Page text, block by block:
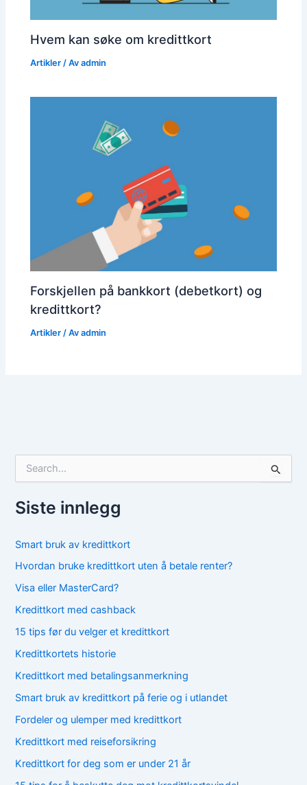
Hvem kan søke om kredittkort
Artikler / Av admin
Forskjellen på bankkort (debetkort) og
kredittkort?
Artikler / Av admin
e
t
e
:
Siste innlegg
Smart bruk av kredittkort
Hvordan bruke kredittkort uten å betale renter?
Visa eller MasterCard?
Kredittkort med cashback
15 tips før du velger et kredittkort
Kredittkortets historie
Kredittkort med betalingsanmerkning
Smart bruk av kredittkort på ferie og i utlandet
Fordeler og ulemper med kredittkort
Kredittkort med reiseforsikring
Kredittkort for deg som er under 21 år